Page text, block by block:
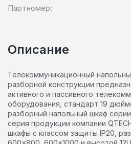
Партномер:
Описание
Телекоммуникационный
разборной конструкции
активного и пассивного
оборудования, стандарт 19
разборный напольный шкаф
серия продукции компании
шкафы с классом защиты IP20,